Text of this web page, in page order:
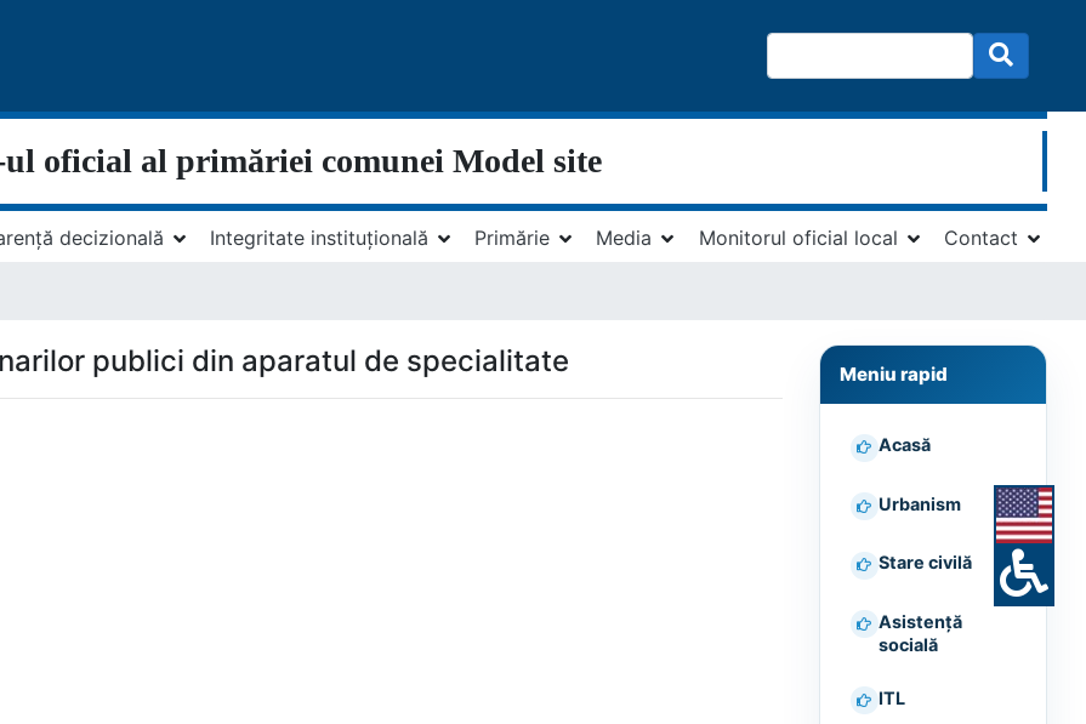
ul oficial al primăriei comunei Model site
decizională Integritate instituțională Primărie Media Monitorul oficial local Contact
publici din aparatul de specialitate Meniu rapid
Acasă
Urbanism
Stare civilă
Asistență
socială
ITL